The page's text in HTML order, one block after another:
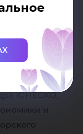
Научно-
ЮНЕСКО,
и